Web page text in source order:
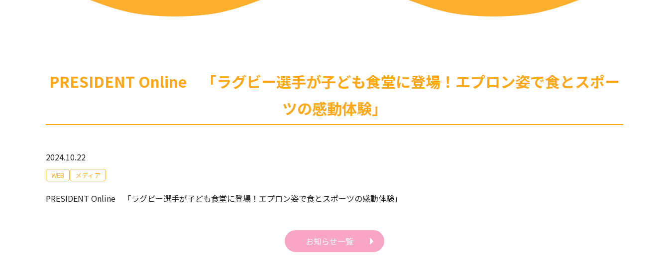
PRESIDENT Online 「ラグビー選手が子ども食堂に登場！エプロン姿で食とスポー
ツの感動体験」
2024.10.22
WEB メディア
PRESIDENT Online 「ラグビー選手が子ども食堂に登場！エプロン姿で食とスポーツの感動体験」
お知らせ一覧